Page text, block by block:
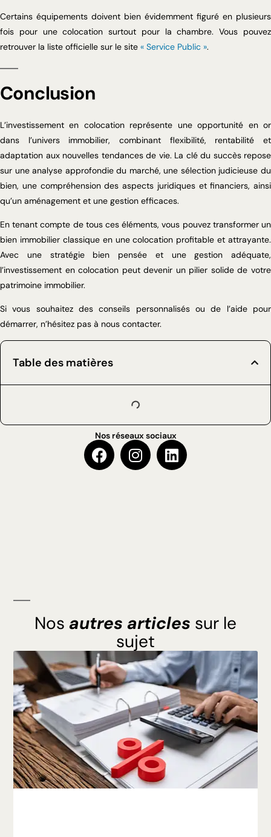
Certains équipements doivent bien évidemment figuré en plusieurs
fois pour une colocation surtout pour la chambre. Vous pouvez
retrouver la liste officielle sur le site « Service Public ».
Conclusion
L’investissement en colocation représente une opportunité en or
dans l’univers immobilier, combinant flexibilité, rentabilité et
adaptation aux nouvelles tendances de vie. La clé du succès repose
sur une analyse approfondie du marché, une sélection judicieuse du
bien, une compréhension des aspects juridiques et financiers, ainsi
qu’un aménagement et une gestion efficaces.
En tenant compte de tous ces éléments, vous pouvez transformer un
bien immobilier classique en une colocation profitable et attrayante.
Avec une stratégie bien pensée et une gestion adéquate,
l’investissement en colocation peut devenir un pilier solide de votre
patrimoine immobilier.
Si vous souhaitez des conseils personnalisés ou de l’aide pour
démarrer, n’hésitez pas à nous contacter.
Table des matières
Nos réseaux sociaux
Nos autres articles sur le
sujet